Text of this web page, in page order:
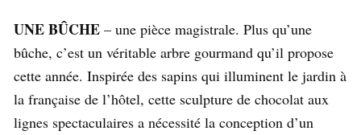
UNE BÛCHE – une pièce magistrale. Plus qu’une
bûche, c’est un véritable arbre gourmand qu’il propose
cette année. Inspirée des sapins qui illuminent le jardin à
la française de l’hôtel, cette sculpture de chocolat aux
lignes spectaculaires a nécessité la conception d’un